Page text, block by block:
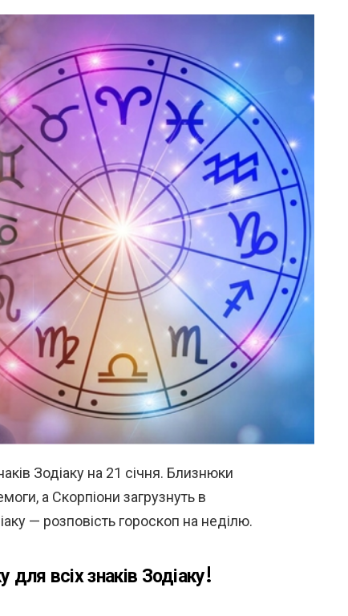
Зодіаку на 21 січня. Близнюки
а Скорпіони загрузнуть в
— розповість гороскоп на неділю.
всіх знаків Зодіаку!